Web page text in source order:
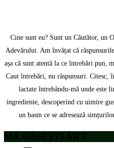
Cine sunt eu? Sunt un Căutător, un
Adevărului. Am învățat că
așa că sunt atentă la ce întrebări pun,
Caut întrebări, nu răspunsuri. Citesc,
lactate întrebându-mă unde este
ingrediente, descoperind cu uimire
un basm ce se adresează
MĂ GĂSEȘTI AICI